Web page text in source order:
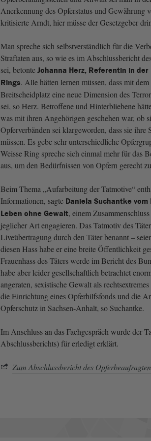
Anerkennung des Opferstatus und Gewährung
kritisierte Arndt, hier müsse der Gesetzgeber
Man spreche sich selbstverständlich für die
Straftaten aus, so wie es im Abschlussbericht
sei, betonte Johanna Herz, Referentin in
Rings. Alle hätten lernen müssen, dass mit
Breitscheidplatz eine neue Dimension des
sei, so Herz. Betroffene und Hinterbliebene
was mit ihren Angehörigen geschehen war, ob
Opferverbänden sei klargeworden, dass sie ihre
müssen. Es gebe sehr unterschiedliche
Weisse Ring spreche sich einmal mehr für das
aus, um den Bedürfnissen von Opfern gerecht
Beim Thema „Aufarbeitung der Tatmotive“
Informationen, sagte Daniela Suchantke
Leben ohne Gewalt, einem
jeglicher Art engagieren. Das Tatmotiv des
Liveübertragung durch den Täter benannt –
diesen Hass habe er eine breite Öffentlichkeit
Frauenhass des Täters werde im Bericht des
habe aber leider gesellschaftlich betrachtet
angeraten, sexistische Gewalt als
die Einrichtung eines Opferhilfsfonds und die
Opferschutz in Sachsen-Anhalt, so Suchantke.
Im Anschluss an das Fachgespräch wurde der
Abschlussberichts) für erledigt erklärt.
Zum Abschlussbericht des